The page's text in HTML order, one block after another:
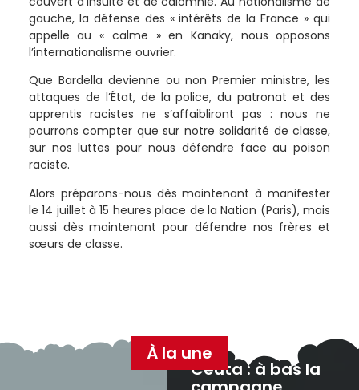
gauche, la défense des « intérêts de la France » qui
appelle au « calme » en Kanaky, nous opposons
l’internationalisme ouvrier.
Que Bardella devienne ou non Premier ministre, les
attaques de l’État, de la police, du patronat et des
apprentis racistes ne s’affaibliront pas : nous ne
pourrons compter que sur notre solidarité de classe,
sur nos luttes pour nous défendre face au poison
raciste.
Alors préparons-nous dès maintenant à manifester
le 14 juillet à 15 heures place de la Nation (Paris), mais
aussi dès maintenant pour défendre nos frères et
sœurs de classe.
À la une
Ceuta : à bas la